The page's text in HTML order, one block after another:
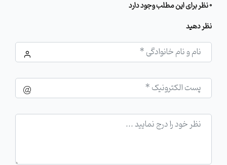
0 نظر برای این مطلب وجود دارد
نظر دهید